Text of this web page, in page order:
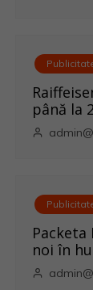
până la
admin@
Packeta
noi în
admin@